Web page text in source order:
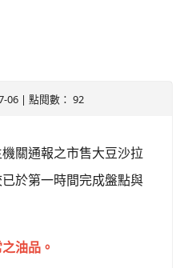
06 | 點閱數： 92
關通報之市售大豆沙拉
於第一時間完成盤點與
油品。